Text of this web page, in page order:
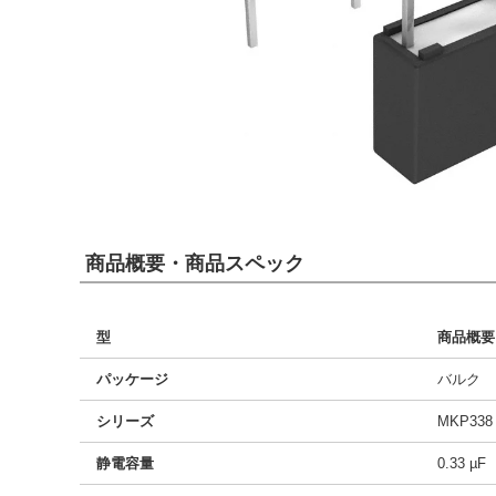
商品概要・商品スペック
型 商品概要
パッケージ バルク
シリーズ MKP338
静電容量 0.33 µF